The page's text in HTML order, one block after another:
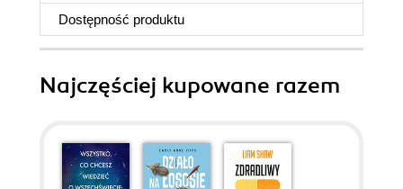
Dostępność produktu
Najczęściej kupowane razem